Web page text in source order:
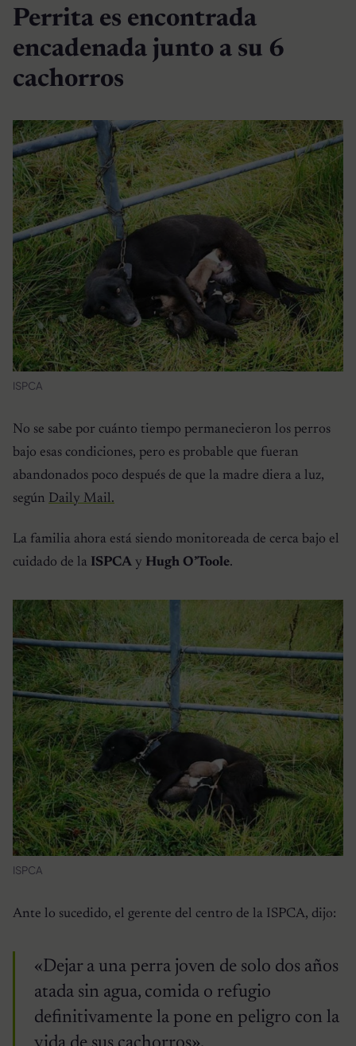
Perrita es encontrada
encadenada junto a su 6
cachorros
ISPCA
No se sabe por cuánto tiempo permanecieron los perros
bajo esas condiciones, pero es probable que fueran
abandonados poco después de que la madre diera a luz,
según Daily Mail.
La familia ahora está siendo monitoreada de cerca bajo el
cuidado de la ISPCA y Hugh O’Toole.
ISPCA
Ante lo sucedido, el gerente del centro de la ISPCA, dijo:
«Dejar a una perra joven de solo dos años
atada sin agua, comida o refugio
definitivamente la pone en peligro con la